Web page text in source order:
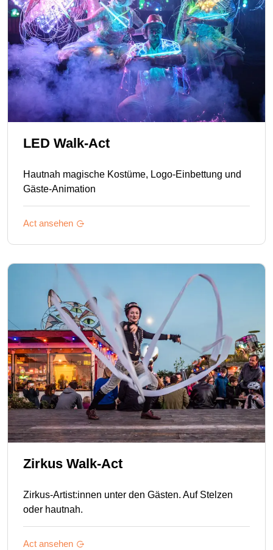
LED Walk-Act
Hautnah magische Kostüme, Logo-Einbettung und
Gäste-Animation
Act ansehen
Zirkus Walk-Act
Zirkus-Artist:innen unter den Gästen. Auf Stelzen
oder hautnah.
Act ansehen